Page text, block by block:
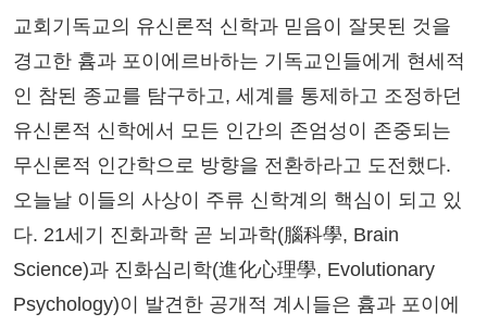
교회기독교의 유신론적 신학과 믿음이 잘못된 것을
경고한 흄과 포이에르바하는 기독교인들에게 현세적
인 참된 종교를 탐구하고, 세계를 통제하고 조정하던
유신론적 신학에서 모든 인간의 존엄성이 존중되는
무신론적 인간학으로 방향을 전환하라고 도전했다.
오늘날 이들의 사상이 주류 신학계의 핵심이 되고 있
다. 21세기 진화과학 곧 뇌과학(腦科學, Brain
Science)과 진화심리학(進化心理學, Evolutionary
Psychology)이 발견한 공개적 계시들은 흄과 포이에